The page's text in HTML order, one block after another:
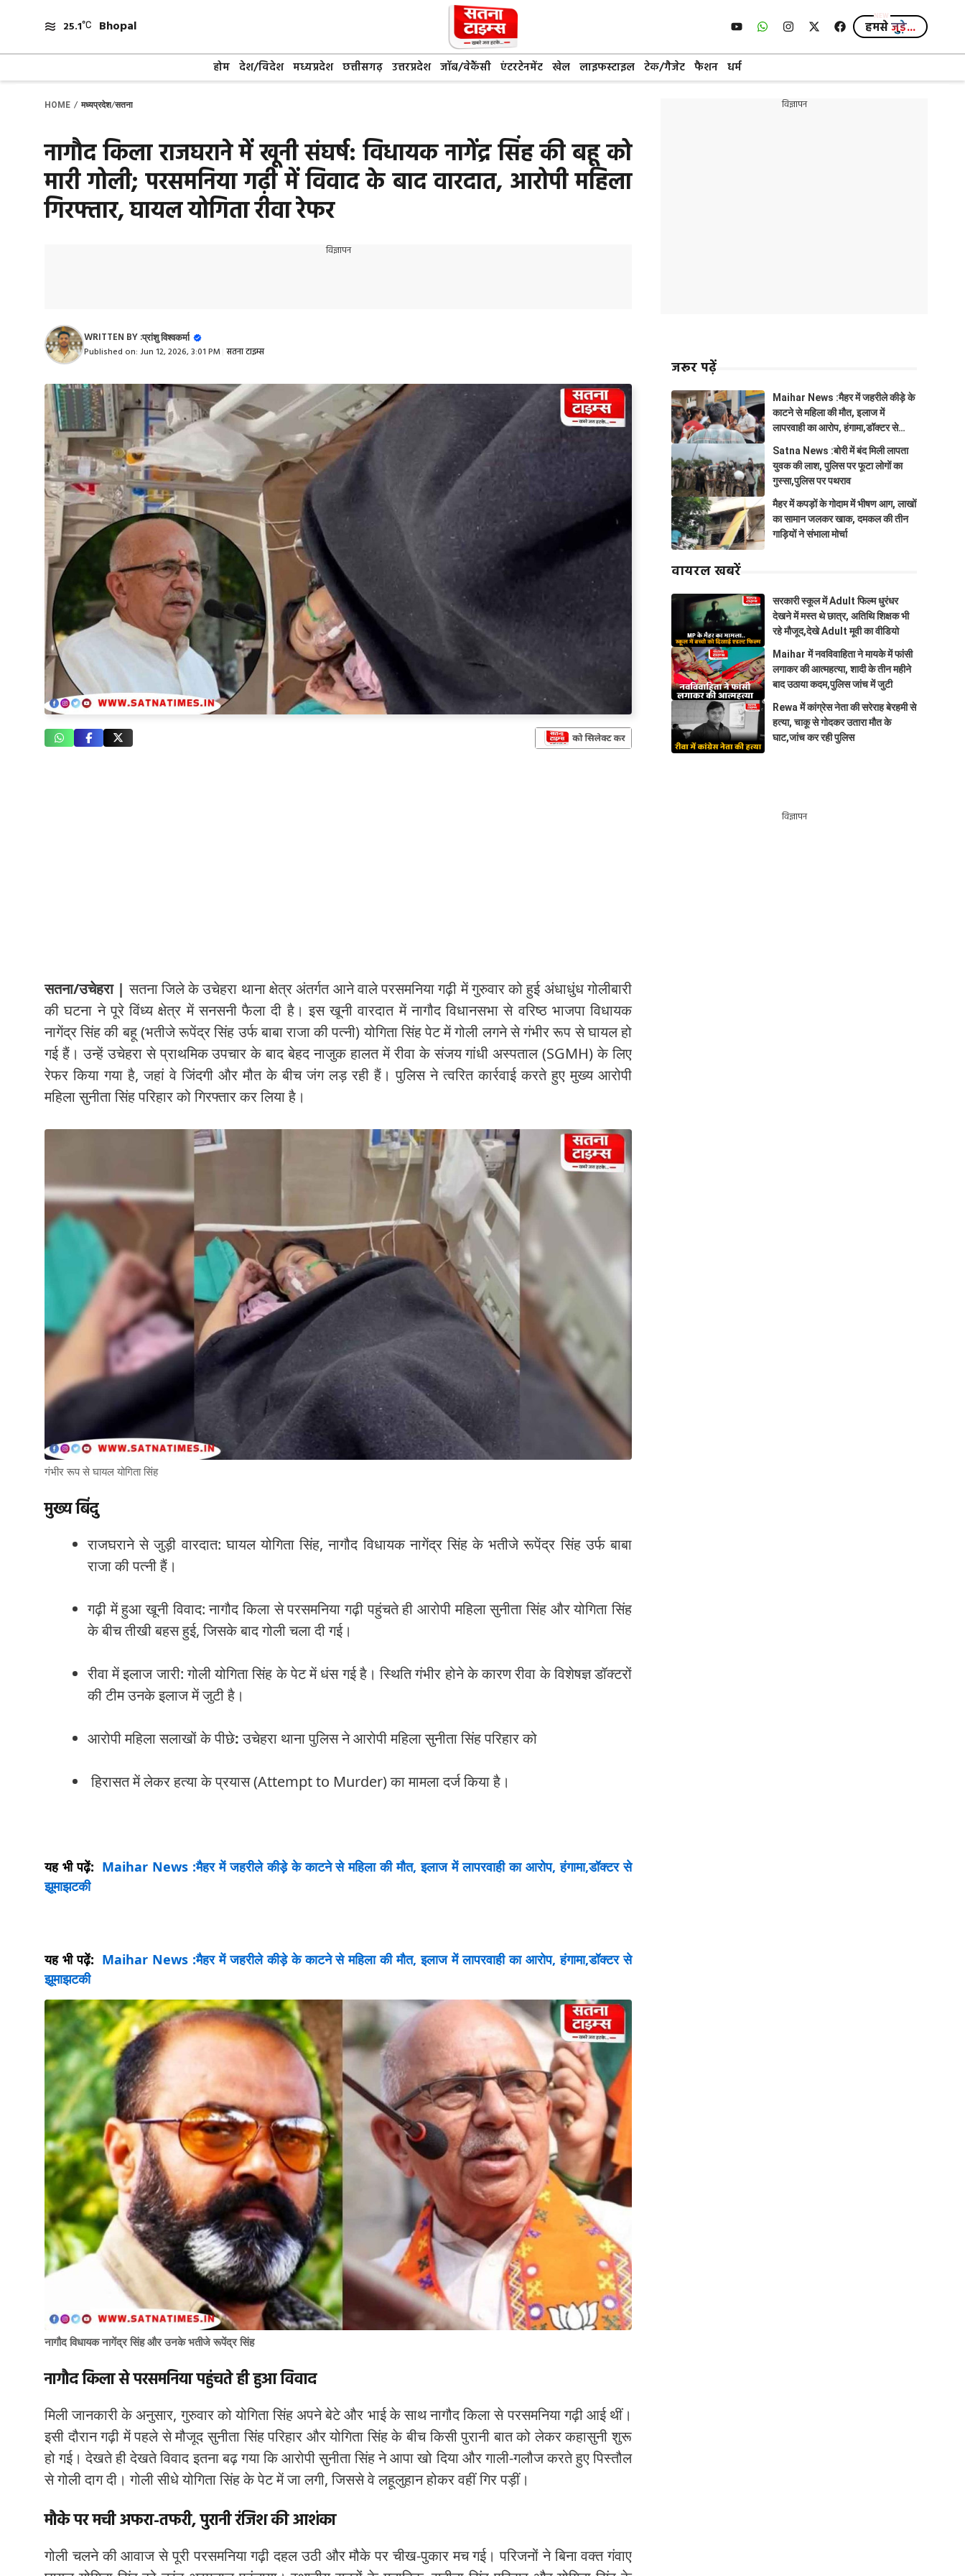
content
25.1 Bhopal हमसेजुड़े...
होम देश/विदेश मध्यप्रदेश छत्तीसगढ़ उत्तरप्रदेश जॉब/वेकैंसी एंटरटेनमेंट खेल लाइफस्टाइल टेक/गैजेट फैशन धर्म
HOME / मध्यप्रदेश/सतना
नागौद किला राजघराने में खूनी संघर्ष: विधायक नागेंद्र सिंह की बहू को
मारी गोली; परसमनिया गढ़ी में विवाद के बाद वारदात, आरोपी महिला
गिरफ्तार, घायल योगिता रीवा रेफर
विज्ञापन
WRITTEN BY :प्रांशु विश्वकर्मा
Published on: Jun 12, 2026, 3:01 PM सतना टाइम्स
सतना/उचेहरा |सतना जिले के उचेहरा थाना क्षेत्र अंतर्गत आने वाले परसमनिया गढ़ी में गुरुवार को हुई अंधाधुंध गोलीबारी
की घटना ने पूरे विंध्य क्षेत्र में सनसनी फैला दी है। इस खूनी वारदात में नागौद विधानसभा से वरिष्ठ भाजपा विधायक
नागेंद्र सिंह की बहू (भतीजे रूपेंद्र सिंह उर्फ बाबा राजा की पत्नी) योगिता सिंह पेट में गोली लगने से गंभीर रूप से घायल हो
गई हैं। उन्हें उचेहरा से प्राथमिक उपचार के बाद बेहद नाजुक हालत में रीवा के संजय गांधी अस्पताल (SGMH) के लिए
रेफर किया गया है, जहां वे जिंदगी और मौत के बीच जंग लड़ रही हैं। पुलिस ने त्वरित कार्रवाई करते हुए मुख्य आरोपी
महिला सुनीता सिंह परिहार को गिरफ्तार कर लिया है।
गंभीर रूप से घायल योगिता सिंह
मुख्य बिंदु
राजघराने से जुड़ी वारदात: घायल योगिता सिंह, नागौद विधायक नागेंद्र सिंह के भतीजे रूपेंद्र सिंह उर्फ बाबा
राजा की पत्नी हैं।
गढ़ी में हुआ खूनी विवाद: नागौद किला से परसमनिया गढ़ी पहुंचते ही आरोपी महिला सुनीता सिंह और योगिता सिंह
के बीच तीखी बहस हुई, जिसके बाद गोली चला दी गई।
रीवा में इलाज जारी: गोली योगिता सिंह के पेट में धंस गई है। स्थिति गंभीर होने के कारण रीवा के विशेषज्ञ डॉक्टरों
की टीम उनके इलाज में जुटी है।
आरोपी महिला सलाखों के पीछे:उचेहरा थाना पुलिस ने आरोपी महिला सुनीता सिंह परिहार को
हिरासत में लेकर हत्या के प्रयास (Attempt to Murder) का मामला दर्ज किया है।
यह भी पढ़ें: Maihar News :मैहर में जहरीले कीड़े के काटने से महिला की मौत, इलाज में लापरवाही का आरोप, हंगामा,डॉक्टर से
झूमाझटकी
यह भी पढ़ें: Maihar News :मैहर में जहरीले कीड़े के काटने से महिला की मौत, इलाज में लापरवाही का आरोप, हंगामा,डॉक्टर से
झूमाझटकी
नागौद विधायक नागेंद्र सिंह और उनके भतीजे रूपेंद्र सिंह
नागौद किला से परसमनिया पहुंचते ही हुआ विवाद
मिली जानकारी के अनुसार, गुरुवार को योगिता सिंह अपने बेटे और भाई के साथ नागौद किला से परसमनिया गढ़ी आई थीं।
इसी दौरान गढ़ी में पहले से मौजूद सुनीता सिंह परिहार और योगिता सिंह के बीच किसी पुरानी बात को लेकर कहासुनी शुरू
हो गई। देखते ही देखते विवाद इतना बढ़ गया कि आरोपी सुनीता सिंह ने आपा खो दिया और गाली-गलौज करते हुए पिस्तौल
से गोली दाग दी। गोली सीधे योगिता सिंह के पेट में जा लगी, जिससे वे लहूलुहान होकर वहीं गिर पड़ीं।
मौके पर मची अफरा-तफरी, पुरानी रंजिश की आशंका
गोली चलने की आवाज से पूरी परसमनिया गढ़ी दहल उठी और मौके पर चीख-पुकार मच गई। परिजनों ने बिना वक्त गंवाए
विज्ञापन
जरूर पढ़ें
Maihar News :मैहर में जहरीले कीड़े के
काटने से महिला की मौत, इलाज में
लापरवाही का आरोप, हंगामा,डॉक्टर से
Satna News :बोरी में बंद मिली लापता
युवक की लाश, पुलिस पर फूटा लोगों का
गुस्सा,पुलिस पर पथराव
मैहर में कपड़ों के गोदाम में भीषण आग, लाखों
का सामान जलकर खाक, दमकल की तीन
गाड़ियों ने संभाला मोर्चा
वायरल खबरें
सरकारी स्कूल में Adult फिल्म धुरंधर
देखने में मस्त थे छात्र, अतिथि शिक्षक भी
रहे मौजूद,देखे Adult मूवी का वीडियो
Maihar में नवविवाहिता ने मायके में फांसी
लगाकर की आत्महत्या, शादी के तीन महीने
बाद उठाया कदम,पुलिस जांच में जुटी
Rewa में कांग्रेस नेता की सरेराह बेरहमी से
हत्या, चाकू से गोदकर उतारा मौत के
घाट,जांच कर रही पुलिस
विज्ञापन